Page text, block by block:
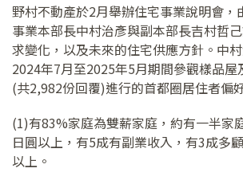
野村不動產於2月舉辦住宅事業說明會，
事業本部長中村治彥與副本部長吉村哲
求變化，以及未來的住宅供應方針。中
2024年7月至2025年5月期間參觀樣品屋
(共2,982份回覆)進行的首都圈居住者偏
(1)有83%家庭為雙薪家庭，約有一半家
日圓以上，有5成有副業收入，有3成多
以上。